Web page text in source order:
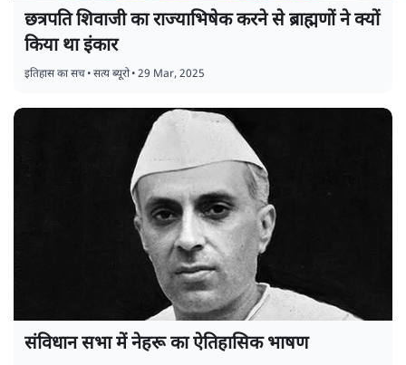
छत्रपति शिवाजी का राज्याभिषेक करने से ब्राह्मणों ने क्यों
किया था इंकार
इतिहास का सच•सत्य ब्यूरो•29 Mar, 2025
संविधान सभा में नेहरू का ऐतिहासिक भाषण